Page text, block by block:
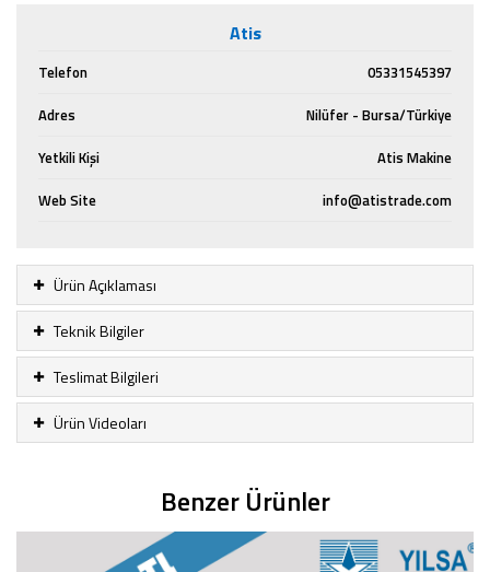
Atis
Telefon
05331545397
Adres
Nilüfer - Bursa/Türkiye
Yetkili Kişi
Atis Makine
Web Site
info@atistrade.com
Ürün Açıklaması
Teknik Bilgiler
Teslimat Bilgileri
Ürün Videoları
Benzer Ürünler